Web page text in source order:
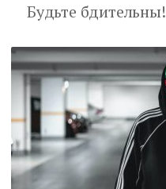
Будьте бдительны!